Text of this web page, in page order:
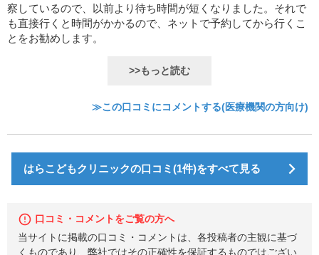
察しているので、以前より待ち時間が短くなりました。それで
も直接行くと時間がかかるので、ネットで予約してから行くこ
とをお勧めします。
>>もっと読む
≫この口コミにコメントする(医療機関の方向け)
はらこどもクリニックの口コミ(1件)をすべて見る
口コミ・コメントをご覧の方へ
当サイトに掲載の口コミ・コメントは、各投稿者の主観に基づ
くものであり、弊社ではその正確性を保証するものではござい